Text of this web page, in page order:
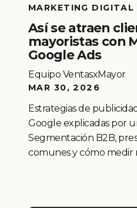
MARKETING DIGITAL
Así se atraen
mayoristas con
Google Ads
Equipo VentasxMayor
MAR 30, 2026
Estrategias de
Google explicadas por
Segmentación B2B,
comunes y cómo medir